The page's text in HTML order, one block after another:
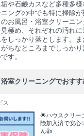
や石鹸カスなど多種多
ングの中でも特に掃除
お風呂・浴室クリーニ
極め、それぞれの汚れ
しっかり落とします。
ちなところまでしっか
す。
室クリーニングでおすす
ス
🌟ハウスクリー
険加入済で安心
ん👍